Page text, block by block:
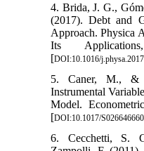
4. Brida, J. G.,
(2017). Debt and
Approach. Physica
Its
[DOI:10.1016/
5. Caner, M., &
Instrumental
Model.
[DOI:10.1017/
6. Cecchetti, S.